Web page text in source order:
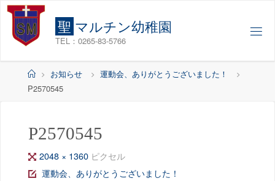
コ
聖 マルチン幼稚園
TEL：0265-83-5766
ホ
ー
お知らせ
運動会、ありがとうございました！
P2570545
P2570545
フ
ル
2048 × 1360 ピクセル
運動会、ありがとうございました！